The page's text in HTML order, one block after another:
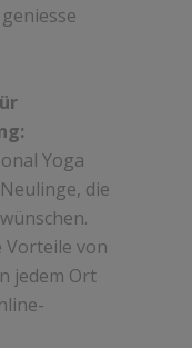
Yoga
die
Vorteile von
jedem Ort